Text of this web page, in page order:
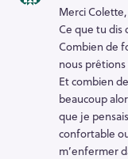
Merci Colette,
Ce que tu dis
Combien de
nous
Et combien
beaucoup
que je
confortable
m’enfermer